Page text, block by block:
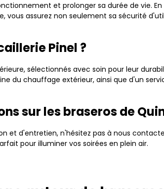
et prolonger sa durée de vie.
assurez non seulement sa sécurité
Pinel ?
sélectionnés avec soin pour leur
du chauffage extérieur, ainsi que d'un
sur les braseros de
et d'entretien, n'hésitez pas à nous
pour illuminer vos soirées en plein air.